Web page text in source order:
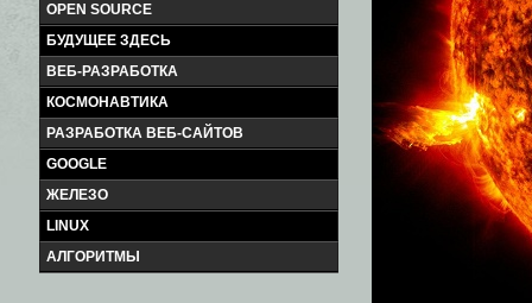
OPEN SOURCE
БУДУЩЕЕ ЗДЕСЬ
ВЕБ-РАЗРАБОТКА
КОСМОНАВТИКА
РАЗРАБОТКА ВЕБ-САЙТОВ
GOOGLE
ЖЕЛЕЗО
LINUX
АЛГОРИТМЫ